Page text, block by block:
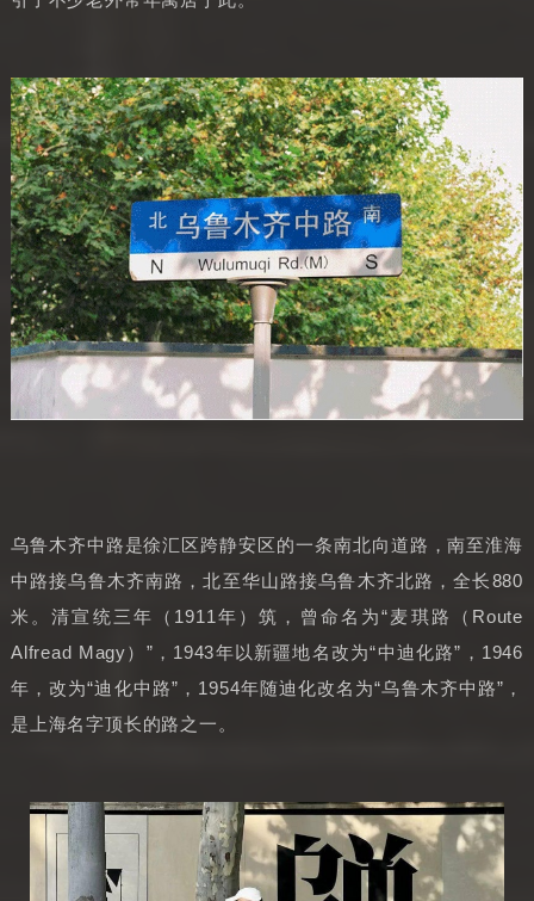
乌鲁木齐中路是徐汇区跨静安区的一条南北向道路，南至淮海
中路接乌鲁木齐南路，北至华山路接乌鲁木齐北路，全长880
米。清宣统三年（1911年）筑，曾命名为“麦琪路（Route
Alfread Magy）”，1943年以新疆地名改为“中迪化路”，1946
年，改为“迪化中路”，1954年随迪化改名为“乌鲁木齐中路”，
是上海名字顶长的路之一。